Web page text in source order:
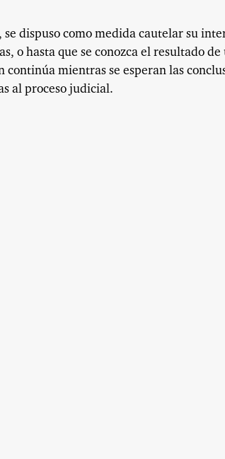
dispuso como medida cautelar su
o hasta que se conozca el resultado
continúa mientras se esperan las
al proceso judicial.